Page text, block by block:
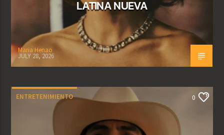
LATINA NUEVA
Maria Henao
JULY 28, 2026
ENTRETENIMIENTO 0